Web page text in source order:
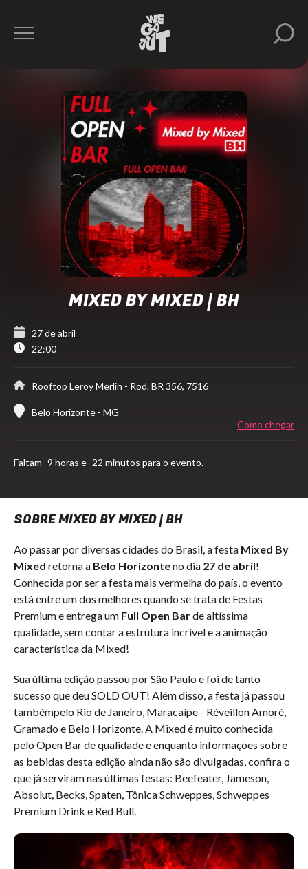
OTMhttps://www.instagram.com/otmproducoes/
MIXED BY MIXED | BH
27 de abril
22:00
Rooftop Leroy Merlin - Rod. BR 356, 7516
Belo Horizonte - MG
Como chegar
Faltam -9 horas e -22 minutos para o evento.
SOBRE MIXED BY MIXED | BH
Ao passar por diversas cidades do Brasil, a festa Mixed By
Mixed retorna a Belo Horizonteno dia 27 de abril!
Conhecida por ser a festa mais vermelha do país, o evento
está entre um dos melhores quando se trata de Festas
Premium e entrega um Full Open Barde altíssima
qualidade, sem contar a estrutura incrível e a animação
característica da Mixed!
Sua última edição passou por São Paulo e foi de tanto
sucesso que deu SOLD OUT! Além disso, a festa já passou
tambémpelo Rio de Janeiro, Maracaípe - Réveillon Amoré,
Gramado e Belo Horizonte. A Mixed é muito conhecida
pelo Open Bar de qualidade e enquanto informações sobre
as bebidas desta edição ainda não são divulgadas, confira o
que já serviram nas últimas festas: Beefeater, Jameson,
Absolut, Becks, Spaten, Tônica Schweppes, Schweppes
Premium Drink e Red Bull.